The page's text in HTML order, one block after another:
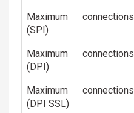
Maximum connections
(SPI)
Maximum connections
(DPI)
Maximum connections
(DPI SSL)